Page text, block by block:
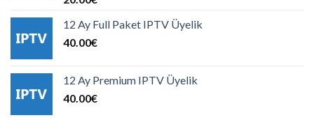
aldı
12 Ay Full Paket IPTV Üyelik
40.00€
12 Ay Premium IPTV Üyelik
40.00€